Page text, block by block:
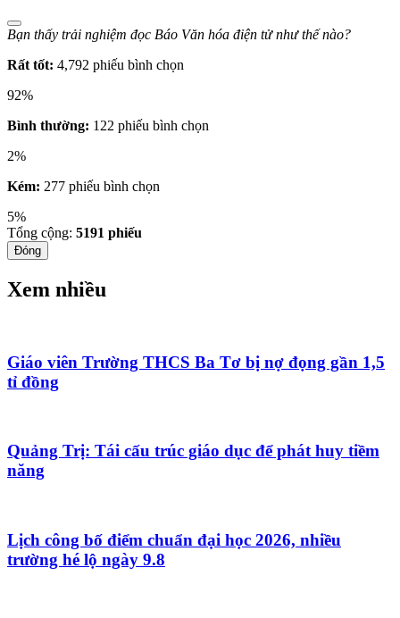
Bạn thấy trải nghiệm đọc Báo Văn hóa điện tử như thế nào?
Rất tốt: 4,792 phiếu bình chọn
92%
Bình thường: 122 phiếu bình chọn
2%
Kém: 277 phiếu bình chọn
5%
Tổng cộng: 5191 phiếu
Đóng
Xem nhiều
Giáo viên Trường THCS Ba Tơ bị nợ đọng gần 1,5
tỉ đồng
Quảng Trị: Tái cấu trúc giáo dục để phát huy tiềm
năng
Lịch công bố điểm chuẩn đại học 2026, nhiều
trường hé lộ ngày 9.8